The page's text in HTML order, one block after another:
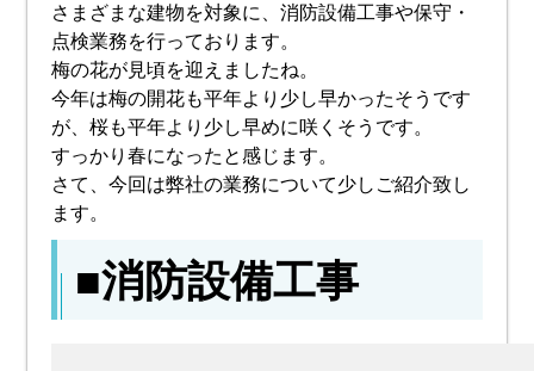
さまざまな建物を対象に、消防設備工事や保守・
点検業務を行っております。
梅の花が見頃を迎えましたね。
今年は梅の開花も平年より少し早かったそうです
が、桜も平年より少し早めに咲くそうです。
すっかり春になったと感じます。
さて、今回は弊社の業務について少しご紹介致し
ます。
■消防設備工事